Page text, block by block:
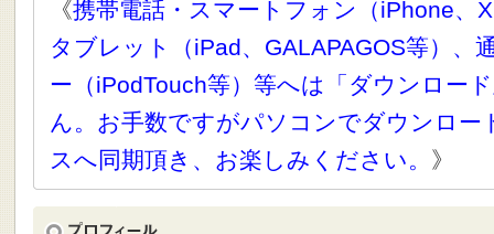
《携帯電話・スマートフォン（iPhone、
タブレット（iPad、GALAPAGOS等）、
ー（iPodTouch等）等へは「ダウンロー
ん。お手数ですがパソコンでダウンロー
スへ同期頂き、お楽しみください。 》